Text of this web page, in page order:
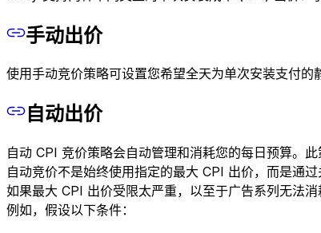
手动出价
使用手动竞价策略可设置您希望全天为单次安装支付
自动出价
自动 CPI 竞价策略会自动管理和消耗您的每日预算。
自动竞价不是始终使用指定的最大 CPI 出价，而是通
如果最大 CPI 出价受限太严重，以至于广告系列无法
例如，假设以下条件：